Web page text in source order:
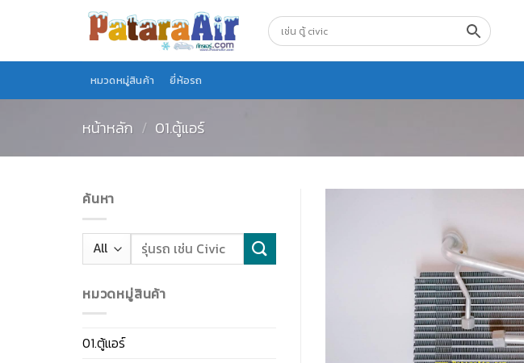
หมวดหมู่สินค้า ยี่ห้อรถ
หน้าหลัก / 01.ตู้แอร์
ค้นหา
หมวดหมู่สินค้า
01.ตู้แอร์